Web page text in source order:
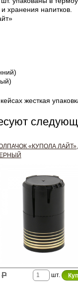
хранения напитков.
жесткая
«КУПОЛА ЛАЙТ»,
шт.
Р